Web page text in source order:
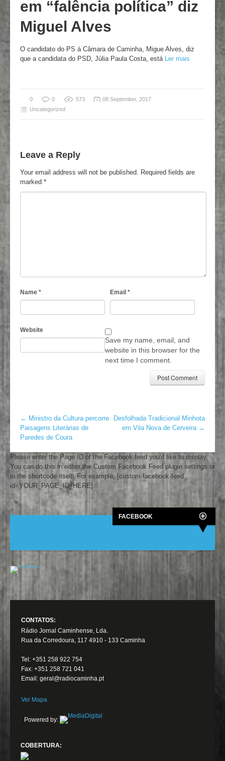
em “falência política” diz
Miguel Alves
O candidato do PS à Câmara de Caminha, Migue Alves, diz
que a candidata do PSD, Júlia Paula Costa, está Ler mais
0 0 573
08 September, 2017
Uncategorized
Leave a Reply
Your email address will not be published. Required fields are
marked *
Name * Email *
Website
Save my name, email, and
website in this browser for the
next time I comment.
← Ministro da Cultura percorre
Paisagens Literárias de
Paredes de Coura
Desfolhada Tradicional Minhota
em Vila Nova de Cerveira →
Please enter the Page ID of the Facebook feed you'd like to display.
You can do this in either the Custom Facebook Feed plugin settings or
in the shortcode itself. For example, [custom-facebook-feed
id=YOUR_PAGE_ID_HERE].
FACEBOOK
CONTATOS:
Rádio Jornal Caminhense, Lda.
Rua da Corredoura, 117 4910 - 133 Caminha
Tel: +351 258 922 754
Fax: +351 258 721 041
Email: geral@radiocaminha.pt
Ver Mapa
Powered by:
COBERTURA: